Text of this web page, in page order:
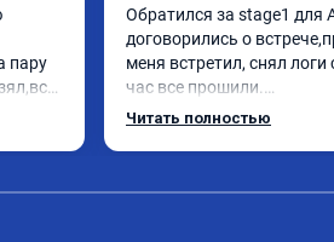
пару
Обратился за stage1 для
договорились о
меня встретил, снял
час все прошили.
Арман спасибо тебе
Читать полностью